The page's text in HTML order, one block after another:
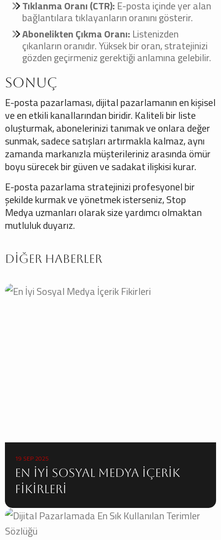
Tıklanma Oranı (CTR): E-posta içinde yer alan
bağlantılara tıklayanların oranını gösterir.
Abonelikten Çıkma Oranı: Listenizden
çıkanların oranıdır. Yüksek bir oran, stratejinizi
gözden geçirmeniz gerektiği anlamına gelebilir.
Sonuç
E-posta pazarlaması, dijital pazarlamanın en kişisel
ve en etkili kanallarından biridir. Kaliteli bir liste
oluşturmak, abonelerinizi tanımak ve onlara değer
sunmak, sadece satışları artırmakla kalmaz, aynı
zamanda markanızla müşterileriniz arasında ömür
boyu sürecek bir güven ve sadakat ilişkisi kurar.
E-posta pazarlama stratejinizi profesyonel bir
şekilde kurmak ve yönetmek isterseniz, Stop
Medya uzmanları olarak size yardımcı olmaktan
mutluluk duyarız.
Diğer Haberler
19 SEP 2025
En İyi Sosyal Medya İçerik
Fikirleri